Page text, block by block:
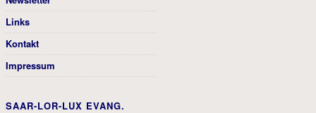
Links
Kontakt
Impressum
SAAR-LOR-LUX EVANG.